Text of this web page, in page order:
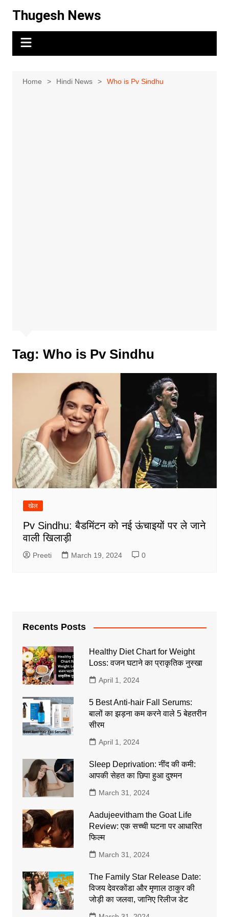
content
Thugesh News
Home Hindi News Who is Pv Sindhu
Tag: Who is Pv Sindhu
खेल
Pv Sindhu: बैडमिंटन को नई ऊंचाइयों पर ले जाने
वाली खिलाड़ी
Preeti March 19, 2024 0
Recents Posts
Healthy Diet Chart for Weight
Loss: वजन घटाने का प्राकृतिक नुस्खा
April 1, 2024
5 Best Anti-hair Fall Serums:
बालों का झड़ना कम करने वाले 5 बेहतरीन
सीरम
April 1, 2024
Sleep Deprivation: नींद की कमी:
आपकी सेहत का छिपा हुआ दुश्मन
March 31, 2024
Aadujeevitham the Goat Life
Review: एक सच्ची घटना पर आधारित
फिल्म
March 31, 2024
The Family Star Release Date:
विजय देवरकोंडा और मृणाल ठाकुर की
जोड़ी का जलवा, जानिए रिलीज डेट